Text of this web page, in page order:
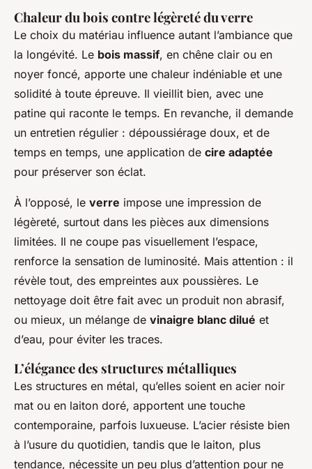
Chaleur du bois contre légèreté du verre
Le choix du matériau influence autant l’ambiance que
la longévité. Le bois massif, en chêne clair ou en
noyer foncé, apporte une chaleur indéniable et une
solidité à toute épreuve. Il vieillit bien, avec une
patine qui raconte le temps. En revanche, il demande
un entretien régulier : dépoussiérage doux, et de
temps en temps, une application de cire adaptée
pour préserver son éclat.
À l’opposé, le verre impose une impression de
légèreté, surtout dans les pièces aux dimensions
limitées. Il ne coupe pas visuellement l’espace,
renforce la sensation de luminosité. Mais attention : il
révèle tout, des empreintes aux poussières. Le
nettoyage doit être fait avec un produit non abrasif,
ou mieux, un mélange de vinaigre blanc dilué et
d’eau, pour éviter les traces.
L’élégance des structures métalliques
Les structures en métal, qu’elles soient en acier noir
mat ou en laiton doré, apportent une touche
contemporaine, parfois luxueuse. L’acier résiste bien
à l’usure du quotidien, tandis que le laiton, plus
tendance, nécessite un peu plus d’attention pour ne